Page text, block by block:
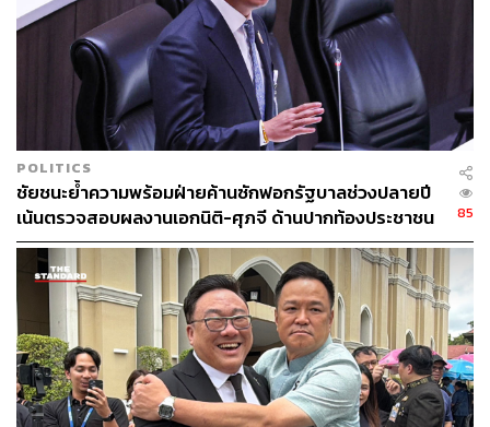
POLITICS
ชัยชนะย้ำความพร้อมฝ่ายค้านซักฟอกรัฐบาลช่วงปลายปี
เน้นตรวจสอบผลงานเอกนิติ-ศุภจี ด้านปากท้องประชาชน
85